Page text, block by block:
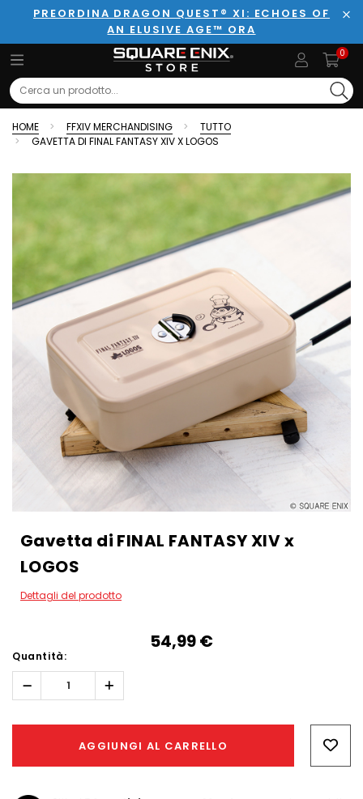
PREORDINA DRAGON QUEST® XI: ECHOES OF
AN ELUSIVE AGE™ ORA
0
Search
HOME FFXIV MERCHANDISING
TUTTO
GAVETTA DI FINAL FANTASY XIV X LOGOS
Gavetta di FINAL FANTASY XIV x
LOGOS
Dettagli del prodotto
54,99‎ ‎€
Quantità:
Diminuisci
quantità:
Aumenta
quantità:
AGGIUNGI AL CARRELLO